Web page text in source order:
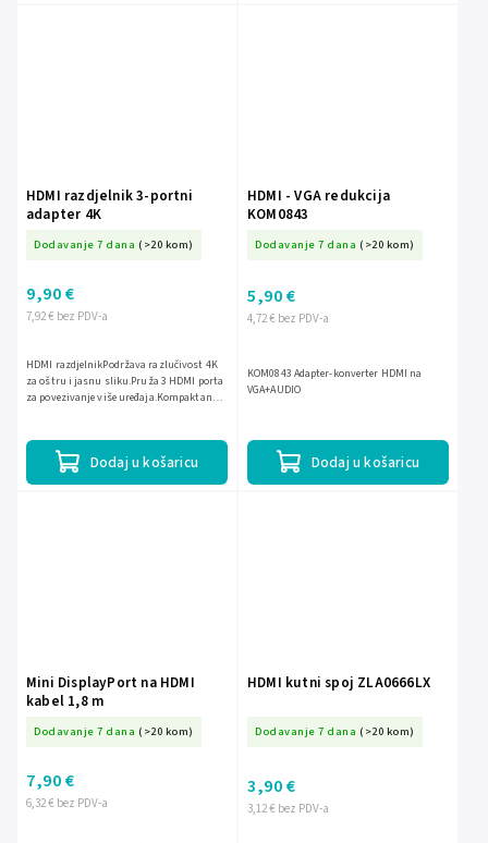
HDMI razdjelnik 3-portni
adapter 4K
Dodavanje 7 dana (>20 kom)
7,92 € bez PDV-a
9,90 €
Dodaj u košaricu
HDMI razdjelnikPodržava razlučivost 4K
za oštru i jasnu sliku.Pruža 3 HDMI porta
za povezivanje više uređaja.Kompaktan
HDMI - VGA redukcija
KOM0843
Dodavanje 7 dana (>20 kom)
4,72 € bez PDV-a
5,90 €
Dodaj u košaricu
KOM0843 Adapter-konverter HDMI na
VGA+AUDIO
Mini DisplayPort na HDMI
kabel 1,8 m
Dodavanje 7 dana (>20 kom)
6,32 € bez PDV-a
7,90 €
HDMI kutni spoj ZLA0666LX
Dodavanje 7 dana (>20 kom)
3,12 € bez PDV-a
3,90 €